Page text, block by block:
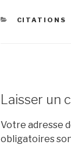
CATÉGORIES
CITATIONS
Laisser un
Votre adresse
obligatoires